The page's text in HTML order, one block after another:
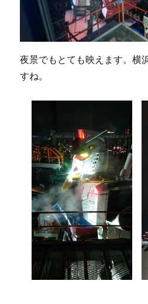
夜景でもとても映えます。横
すね。